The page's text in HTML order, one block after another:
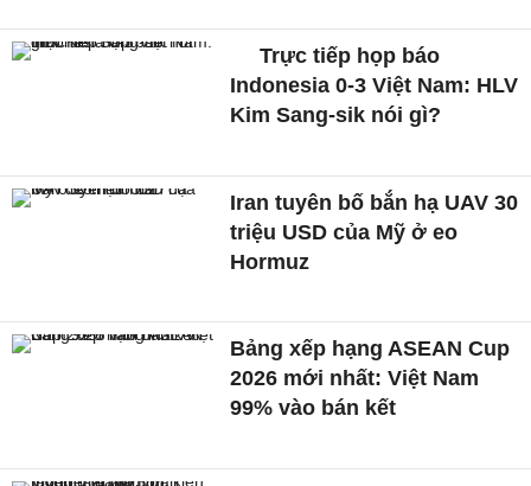
Trực tiếp họp báo
Indonesia 0-3 Việt Nam: HLV
Kim Sang-sik nói gì?
Iran tuyên bố bắn hạ UAV 30
triệu USD của Mỹ ở eo
Hormuz
Bảng xếp hạng ASEAN Cup
2026 mới nhất: Việt Nam
99% vào bán kết